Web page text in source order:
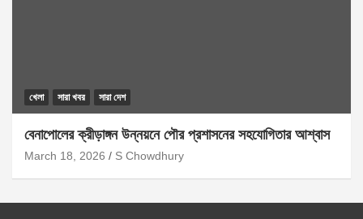
খেলা সারা খবর সারা দেশ
বেনাপোলের ক্রীড়াঙ্গন উন্নয়নে পৌর প্রশাসনের সহযোগিতার আশ্বাস
March 18, 2026 S Chowdhury